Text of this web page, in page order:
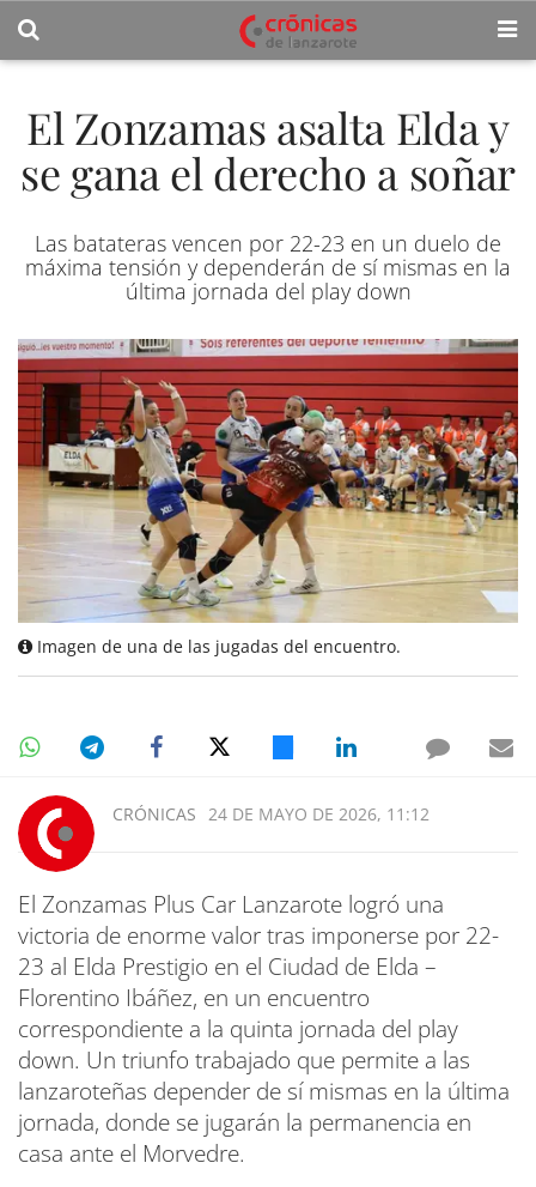
El Zonzamas asalta Elda y
se gana el derecho a soñar
Las batateras vencen por 22-23 en un duelo de
máxima tensión y dependerán de sí mismas en la
última jornada del play down
Imagen de una de las jugadas del encuentro.
CRÓNICAS 24 DE MAYO DE 2026, 11:12
El Zonzamas Plus Car Lanzarote logró una
victoria de enorme valor tras imponerse por 22-
23 al Elda Prestigio en el Ciudad de Elda –
Florentino Ibáñez, en un encuentro
correspondiente a la quinta jornada del play
down. Un triunfo trabajado que permite a las
lanzaroteñas depender de sí mismas en la última
jornada, donde se jugarán la permanencia en
casa ante el Morvedre.